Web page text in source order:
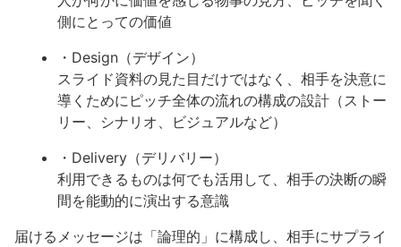
側にとっての価値
・Design（デザイン）
スライド資料の見た目だけではなく、相手を決意に
導くためにピッチ全体の流れの構成の設計（ストー
リー、シナリオ、ビジュアルなど）
・Delivery（デリバリー）
利用できるものは何でも活用して、相手の決断の瞬
間を能動的に演出する意識
届けるメッセージは「論理的」に構成し、相手にサプライ